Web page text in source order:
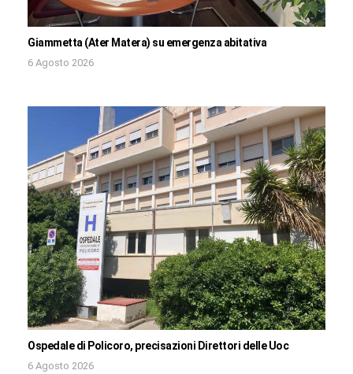
Giammetta (Ater Matera) su emergenza abitativa
6 Agosto 2026
Ospedale di Policoro, precisazioni Direttori delle Uoc
6 Agosto 2026